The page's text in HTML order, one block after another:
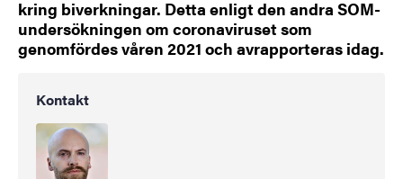
kring biverkningar. Detta enligt den andra SOM-
undersökningen om coronaviruset som
genomfördes våren 2021 och avrapporteras idag.
Kontakt